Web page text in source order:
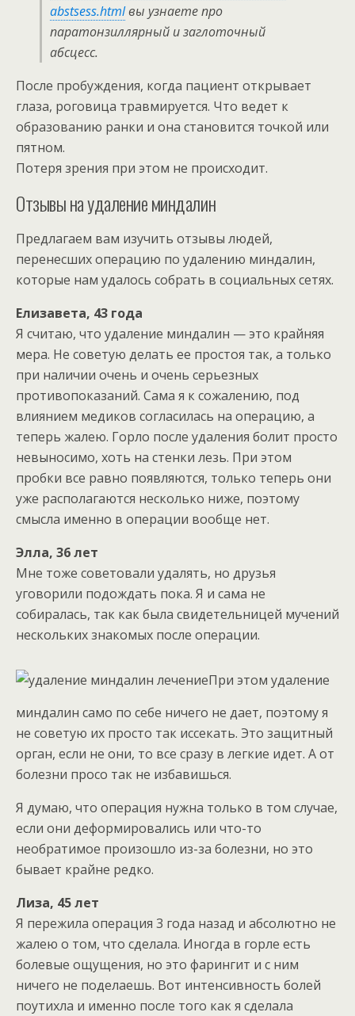
abstsess.htmlвы узнаете про
паратонзиллярный и заглоточный
абсцесс.
После пробуждения, когда пациент открывает
глаза, роговица травмируется. Что ведет к
образованию ранки и она становится точкой или
пятном.
Потеря зрения при этом не происходит.
Отзывы на удаление миндалин
Предлагаем вам изучить отзывы людей,
перенесших операцию по удалению миндалин,
которые нам удалось собрать в социальных сетях.
Елизавета, 43 года
Я считаю, что удаление миндалин — это крайняя
мера. Не советую делать ее простоя так, а только
при наличии очень и очень серьезных
противопоказаний. Сама я к сожалению, под
влиянием медиков согласилась на операцию, а
теперь жалею. Горло после удаления болит просто
невыносимо, хоть на стенки лезь. При этом
пробки все равно появляются, только теперь они
уже располагаются несколько ниже, поэтому
смысла именно в операции вообще нет.
Элла, 36 лет
Мне тоже советовали удалять, но друзья
уговорили подождать пока. Я и сама не
собиралась, так как была свидетельницей мучений
нескольких знакомых после операции.
При этом удаление
миндалин само по себе ничего не дает, поэтому я
не советую их просто так иссекать. Это защитный
орган, если не они, то все сразу в легкие идет. А от
болезни просо так не избавишься.
Я думаю, что операция нужна только в том случае,
если они деформировались или что-то
необратимое произошло из-за болезни, но это
бывает крайне редко.
Лиза, 45 лет
Я пережила операция 3 года назад и абсолютно не
жалею о том, что сделала. Иногда в горле есть
болевые ощущения, но это фарингит и с ним
ничего не поделаешь. Вот интенсивность болей
поутихла и именно после того как я сделала